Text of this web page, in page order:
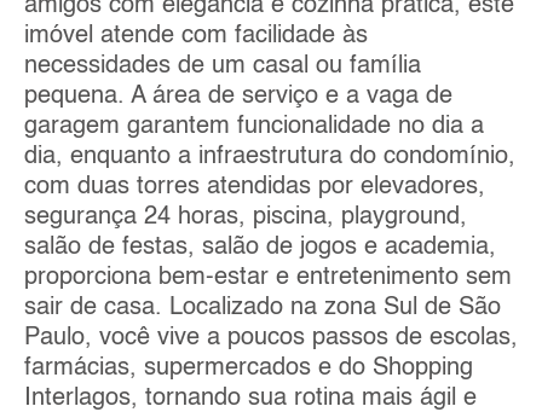
amigos com elegância e cozinha prática, este
imóvel atende com facilidade às
necessidades de um casal ou família
pequena. A área de serviço e a vaga de
garagem garantem funcionalidade no dia a
dia, enquanto a infraestrutura do condomínio,
com duas torres atendidas por elevadores,
segurança 24 horas, piscina, playground,
salão de festas, salão de jogos e academia,
proporciona bem-estar e entretenimento sem
sair de casa. Localizado na zona Sul de São
Paulo, você vive a poucos passos de escolas,
farmácias, supermercados e do Shopping
Interlagos, tornando sua rotina mais ágil e